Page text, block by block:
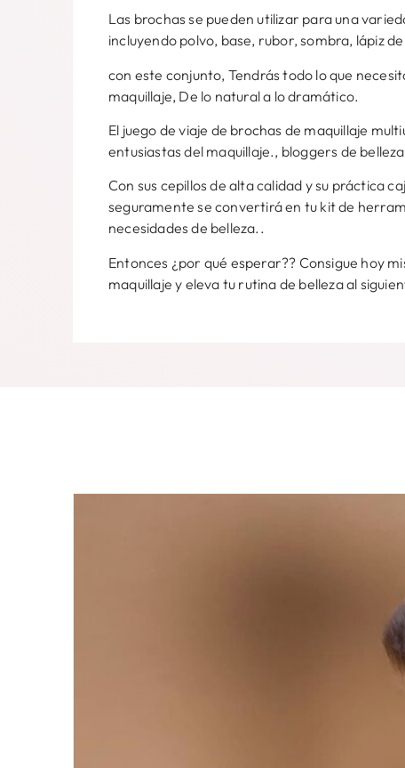
Las brochas se pueden utilizar para una
incluyendo polvo, base, rubor, sombra, lápiz
con este conjunto, Tendrás todo lo que
maquillaje, De lo natural a lo dramático.
El juego de viaje de brochas de maquillaje
entusiastas del maquillaje., bloggers de
Con sus cepillos de alta calidad y su práctica
seguramente se convertirá en tu kit de
necesidades de belleza..
Entonces ¿por qué esperar?? Consigue hoy
maquillaje y eleva tu rutina de belleza al